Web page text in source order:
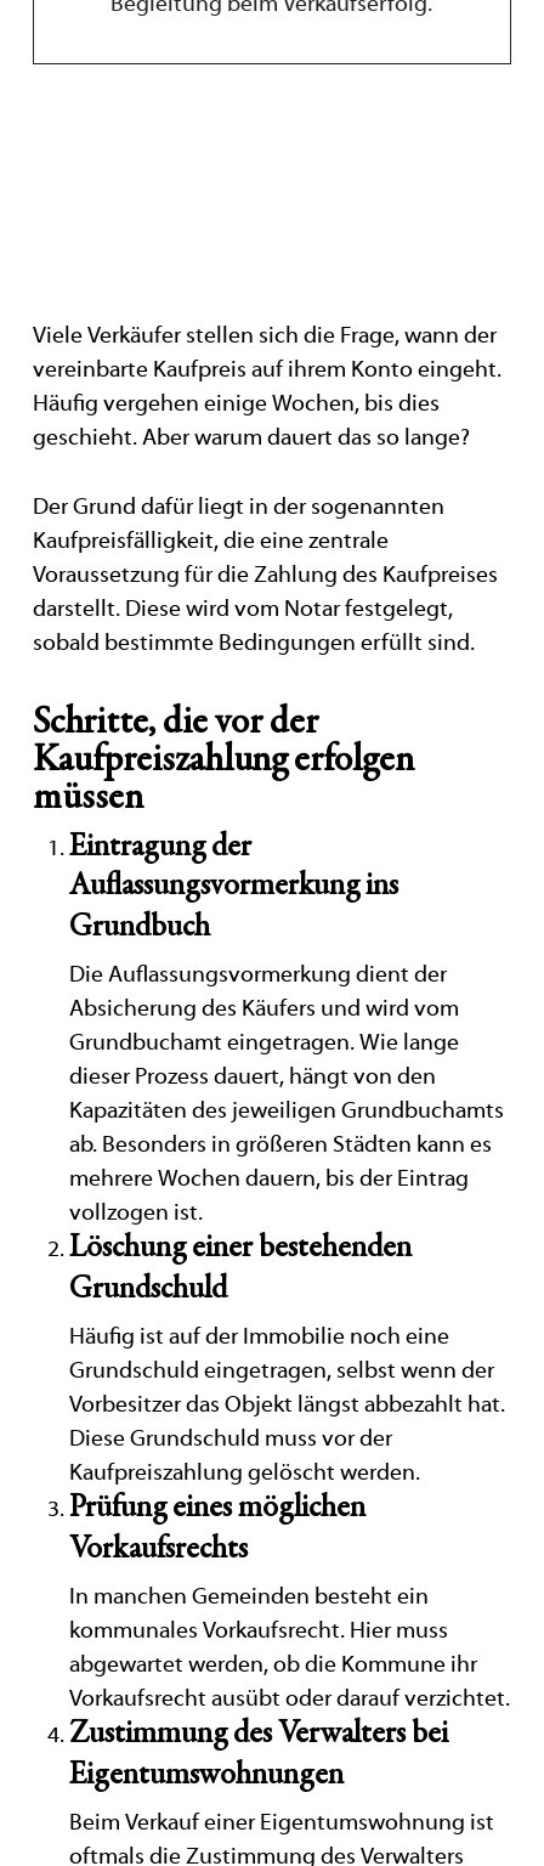
Viele Verkäufer stellen sich die Frage, wann der
vereinbarte Kaufpreis auf ihrem Konto eingeht.
Häufig vergehen einige Wochen, bis dies
geschieht. Aber warum dauert das so lange?
Der Grund dafür liegt in der sogenannten
Kaufpreisfälligkeit, die eine zentrale
Voraussetzung für die Zahlung des Kaufpreises
darstellt. Diese wird vom Notar festgelegt,
sobald bestimmte Bedingungen erfüllt sind.
Schritte, die vor der
Kaufpreiszahlung erfolgen
müssen
Eintragung der
Auflassungsvormerkung ins
Grundbuch
Die Auflassungsvormerkung dient der
Absicherung des Käufers und wird vom
Grundbuchamt eingetragen. Wie lange
dieser Prozess dauert, hängt von den
Kapazitäten des jeweiligen Grundbuchamts
ab. Besonders in größeren Städten kann es
mehrere Wochen dauern, bis der Eintrag
vollzogen ist.
Löschung einer bestehenden
Grundschuld
Häufig ist auf der Immobilie noch eine
Grundschuld eingetragen, selbst wenn der
Vorbesitzer das Objekt längst abbezahlt hat.
Diese Grundschuld muss vor der
Kaufpreiszahlung gelöscht werden.
Prüfung eines möglichen
Vorkaufsrechts
In manchen Gemeinden besteht ein
kommunales Vorkaufsrecht. Hier muss
abgewartet werden, ob die Kommune ihr
Vorkaufsrecht ausübt oder darauf verzichtet.
Zustimmung des Verwalters bei
Eigentumswohnungen
Beim Verkauf einer Eigentumswohnung ist
oftmals die Zustimmung des Verwalters